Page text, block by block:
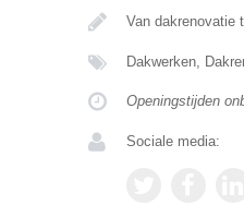
Van dakrenovatie
Dakwerken,
Openingstijden
Sociale media: